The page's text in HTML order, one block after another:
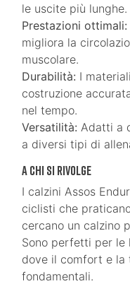
le uscite più lunghe.
Prestazioni ottimali:
migliora la
muscolare.
Durabilità: I
costruzione
nel tempo.
Versatilità: Adatti a
a diversi tipi di
A chi si rivolge
I calzini Assos
ciclisti che
cercano un calzino
Sono perfetti per le
dove il comfort e la
fondamentali.